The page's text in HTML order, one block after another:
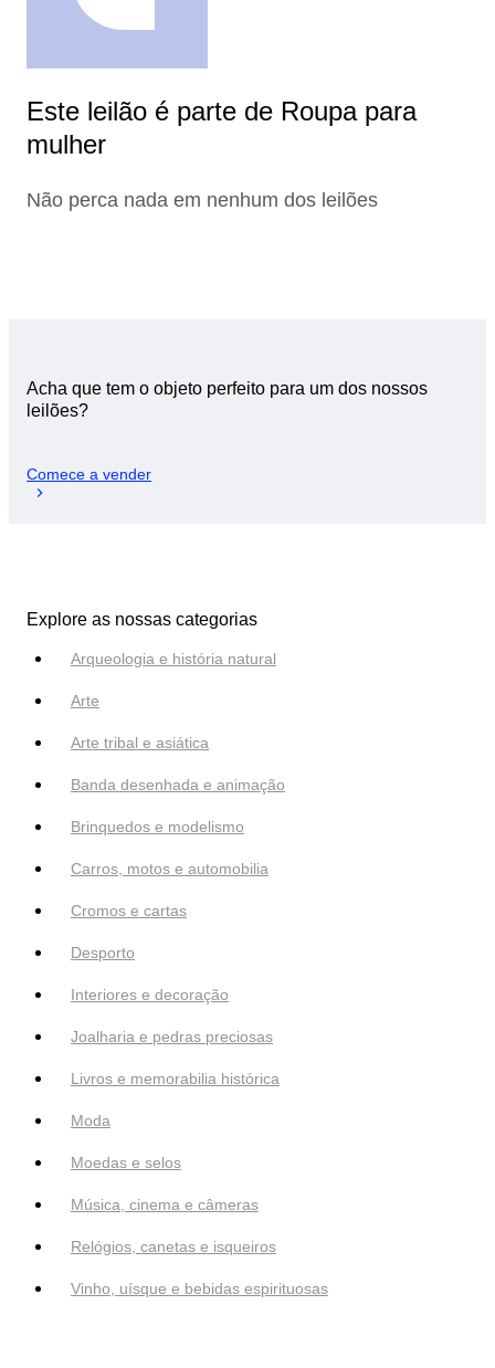
Este leilão é parte de Roupa para
mulher
Não perca nada em nenhum dos leilões
Acha que tem o objeto perfeito para um dos nossos
leilões?
Comece a vender
Explore as nossas categorias
Arqueologia e história natural
Arte
Arte tribal e asiática
Banda desenhada e animação
Brinquedos e modelismo
Carros, motos e automobilia
Cromos e cartas
Desporto
Interiores e decoração
Joalharia e pedras preciosas
Livros e memorabilia histórica
Moda
Moedas e selos
Música, cinema e câmeras
Relógios, canetas e isqueiros
Vinho, uísque e bebidas espirituosas